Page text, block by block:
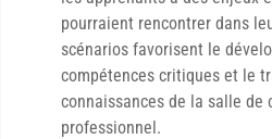
pourraient rencontrer dans
scénarios favorisent le
compétences critiques et le
connaissances de la salle de
professionnel.